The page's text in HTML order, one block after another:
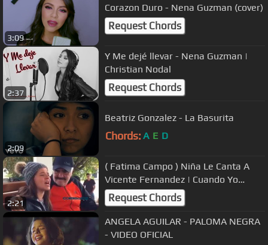
3:09
Corazon Duro - Nena Guzman (cover)
Request Chords
2:37
Y Me dejé llevar - Nena Guzman |
Christian Nodal
Request Chords
2:09
Beatriz Gonzalez - La Basurita
Chords: A E D
2:21
( Fatima Campo ) Niña Le Canta A
Vicente Fernandez | Cuando Yo
Queria Ser Grande
Request Chords
ANGELA AGUILAR - PALOMA NEGRA
- VIDEO OFICIAL